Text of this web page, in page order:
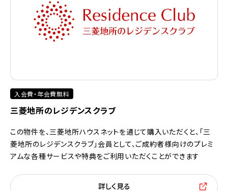
入会費・年会費無料
三菱地所のレジデンスクラブ
この物件を、三菱地所ハウスネットを通じて購入いただくと、「三
菱地所のレジデンスクラブ」会員として、ご成約者様向けのプレミ
アムな各種サービスや特典をご利用いただくことができます
詳しく見る